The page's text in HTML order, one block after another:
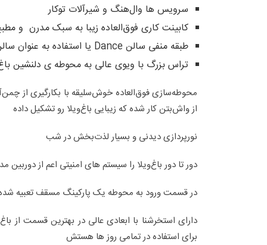
سرویس ها وال‌هنگ و شیرآلات توکار
کابینت کاری فوق‌العاده زیبا به سبک مدرن و
طبقه منفی سالن Dance یا استفاده به عنوان سالن Gym
تراس بزرگ با ویوی عالی به محوطه ی دلنشین
محوطه‌سازی فوق‌العاده خوش‌سلیقه با بکارگیری از
از واش‌بتن کار شده که زیبایی باغ‌ویلا رو تشکیل داده
نورپردازی دیدنی و بسیار لذت‌بخش در شب
دور تا دور باغ‌ویلا را سیستم های امنیتی اعم از دوربین
در قسمت ورود به محوطه یک پارکینگ مسقف تعبیه
دارای استخرشنا با ابعادی عالی در بهترین قسمت از
برای استفاده در تمامی روز ها هستش